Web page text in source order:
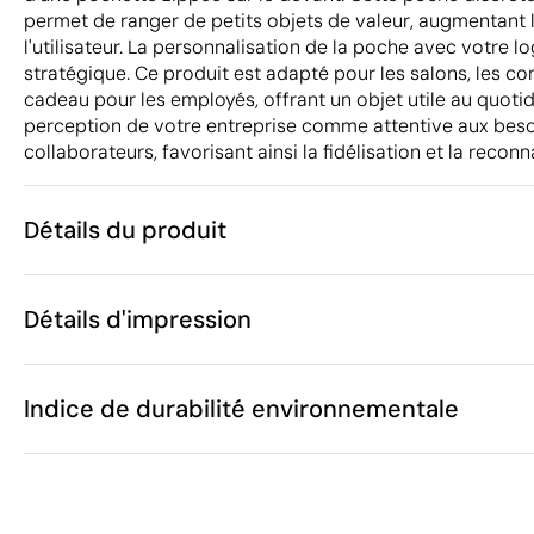
permet de ranger de petits objets de valeur,
l'utilisateur. La personnalisation de la poche avec votre
stratégique. Ce produit est adapté pour les salons, les
cadeau pour les employés, offrant un objet utile au
perception de votre entreprise comme attentive aux
collaborateurs, favorisant ainsi la fidélisation et la
Détails du produit
Caractéristiques
Code du produit
Poids
54 g
Matière
Polyester
Détails d'impression
Indice de durabilité environnementale